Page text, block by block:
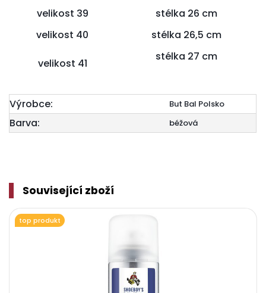
velikost 39
stélka 26 cm
velikost 40
stélka 26,5 cm
velikost 41
stélka 27 cm
Výrobce: But Bal Polsko
Barva: béžová
Související zboží
top produkt